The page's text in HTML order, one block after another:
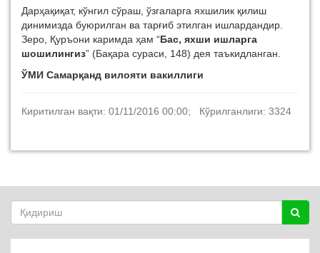
Дарҳақиқат, кўнгил сўраш, ўзгаларга яхшилик қилиш
динимизда буюрилган ва тарғиб этилган ишлардандир.
Зеро, Қуръони каримда ҳам “Бас, яхши ишларга
шошилингиз” (Бақара сураси, 148) дея таъкидланган.
ЎМИ Самарқанд вилояти вакиллиги
Киритилган вақти: 01/11/2016 00:00; Кўрилганлиги: 3324